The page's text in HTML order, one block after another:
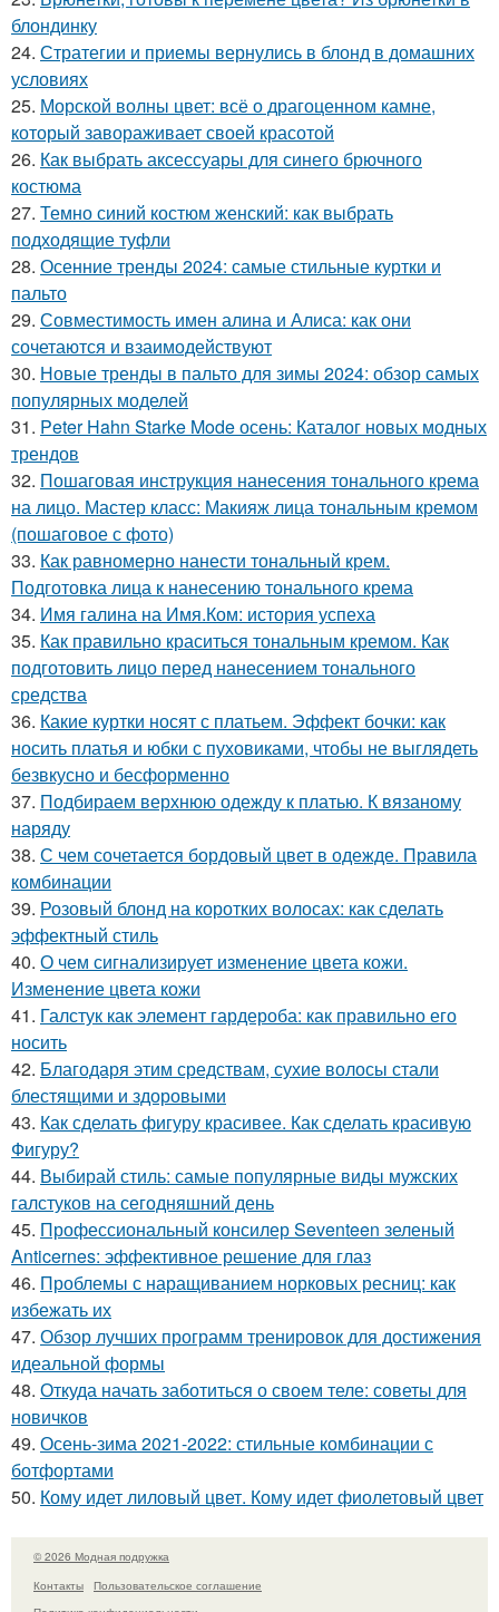
блондинку
24. Стратегии и приемы вернулись в блонд в домашних
условиях
25. Морской волны цвет: всё о драгоценном камне,
который завораживает своей красотой
26. Как выбрать аксессуары для синего брючного
костюма
27. Темно синий костюм женский: как выбрать
подходящие туфли
28. Осенние тренды 2024: самые стильные куртки и
пальто
29. Совместимость имен алина и Алиса: как они
сочетаются и взаимодействуют
30. Новые тренды в пальто для зимы 2024: обзор самых
популярных моделей
31. Peter Hahn Starke Mode осень: Каталог новых модных
трендов
32. Пошаговая инструкция нанесения тонального крема
на лицо. Мастер класс: Макияж лица тональным кремом
(пошаговое с фото)
33. Как равномерно нанести тональный крем.
Подготовка лица к нанесению тонального крема
34. Имя галина на Имя.Ком: история успеха
35. Как правильно краситься тональным кремом. Как
подготовить лицо перед нанесением тонального
средства
36. Какие куртки носят с платьем. Эффект бочки: как
носить платья и юбки с пуховиками, чтобы не выглядеть
безвкусно и бесформенно
37. Подбираем верхнюю одежду к платью. К вязаному
наряду
38. С чем сочетается бордовый цвет в одежде. Правила
комбинации
39. Розовый блонд на коротких волосах: как сделать
эффектный стиль
40. О чем сигнализирует изменение цвета кожи.
Изменение цвета кожи
41. Галстук как элемент гардероба: как правильно его
носить
42. Благодаря этим средствам, сухие волосы стали
блестящими и здоровыми
43. Как сделать фигуру красивее. Как сделать красивую
Фигуру?
44. Выбирай стиль: самые популярные виды мужских
галстуков на сегодняшний день
45. Профессиональный консилер Seventeen зеленый
Anticernes: эффективное решение для глаз
46. Проблемы с наращиванием норковых ресниц: как
избежать их
47. Обзор лучших программ тренировок для достижения
идеальной формы
48. Откуда начать заботиться о своем теле: советы для
новичков
49. Осень-зима 2021-2022: стильные комбинации с
ботфортами
50. Кому идет лиловый цвет. Кому идет фиолетовый цвет
© 2026 Модная подружка
Контакты
Пользовательское соглашение